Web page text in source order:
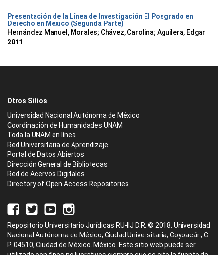
Presentación de la Línea de Investigación El Posgrado en
Derecho en México (Segunda Parte)
Hernández Manuel, Morales; Chávez, Carolina; Aguilera, Edgar
2011
Otros Sitios
Universidad Nacional Autónoma de México
Coordinación de Humanidades UNAM
Toda la UNAM en línea
Red Universitaria de Aprendizaje
Portal de Datos Abiertos
Dirección General de Bibliotecas
Red de Acervos Digitales
Directory of Open Access Repositories
Repositorio Universitario Jurídicas RU-IIJ D.R. © 2018. Universidad
Nacional Autónoma de México, Ciudad Universitaria, Coyoacán, C.
P. 04510, Ciudad de México, México. Este sitio web puede ser